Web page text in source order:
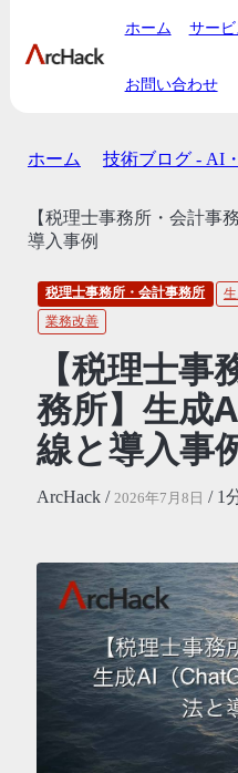
ホーム サービ
お問い合わせ
ホーム 技術ブログ - AI
【税理士事務所・会計事
導入事例
税理士事務所・会計事務所
業務改善
【税理士
務所】生成
線と導入事
ArcHack / 2026年7月8日 / 1